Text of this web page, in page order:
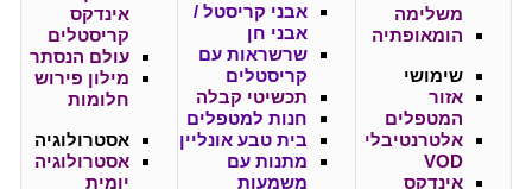
משלימה
הומאופתיה
שימושי
אזור
המטפלים
אלטרנטיבלי
VOD
אינדקס
אבני קריסטל /
אבני חן
שרשראות עם
קריסטלים
תכשיטי קבלה
חנות למטפלים
בית טבע אונליין
מתנות עם
משמעות
אינדקס
קריסטלים
עולם הנסתר
מילון פירוש
חלומות
אסטרולוגיה
אסטרולוגיה
יומית